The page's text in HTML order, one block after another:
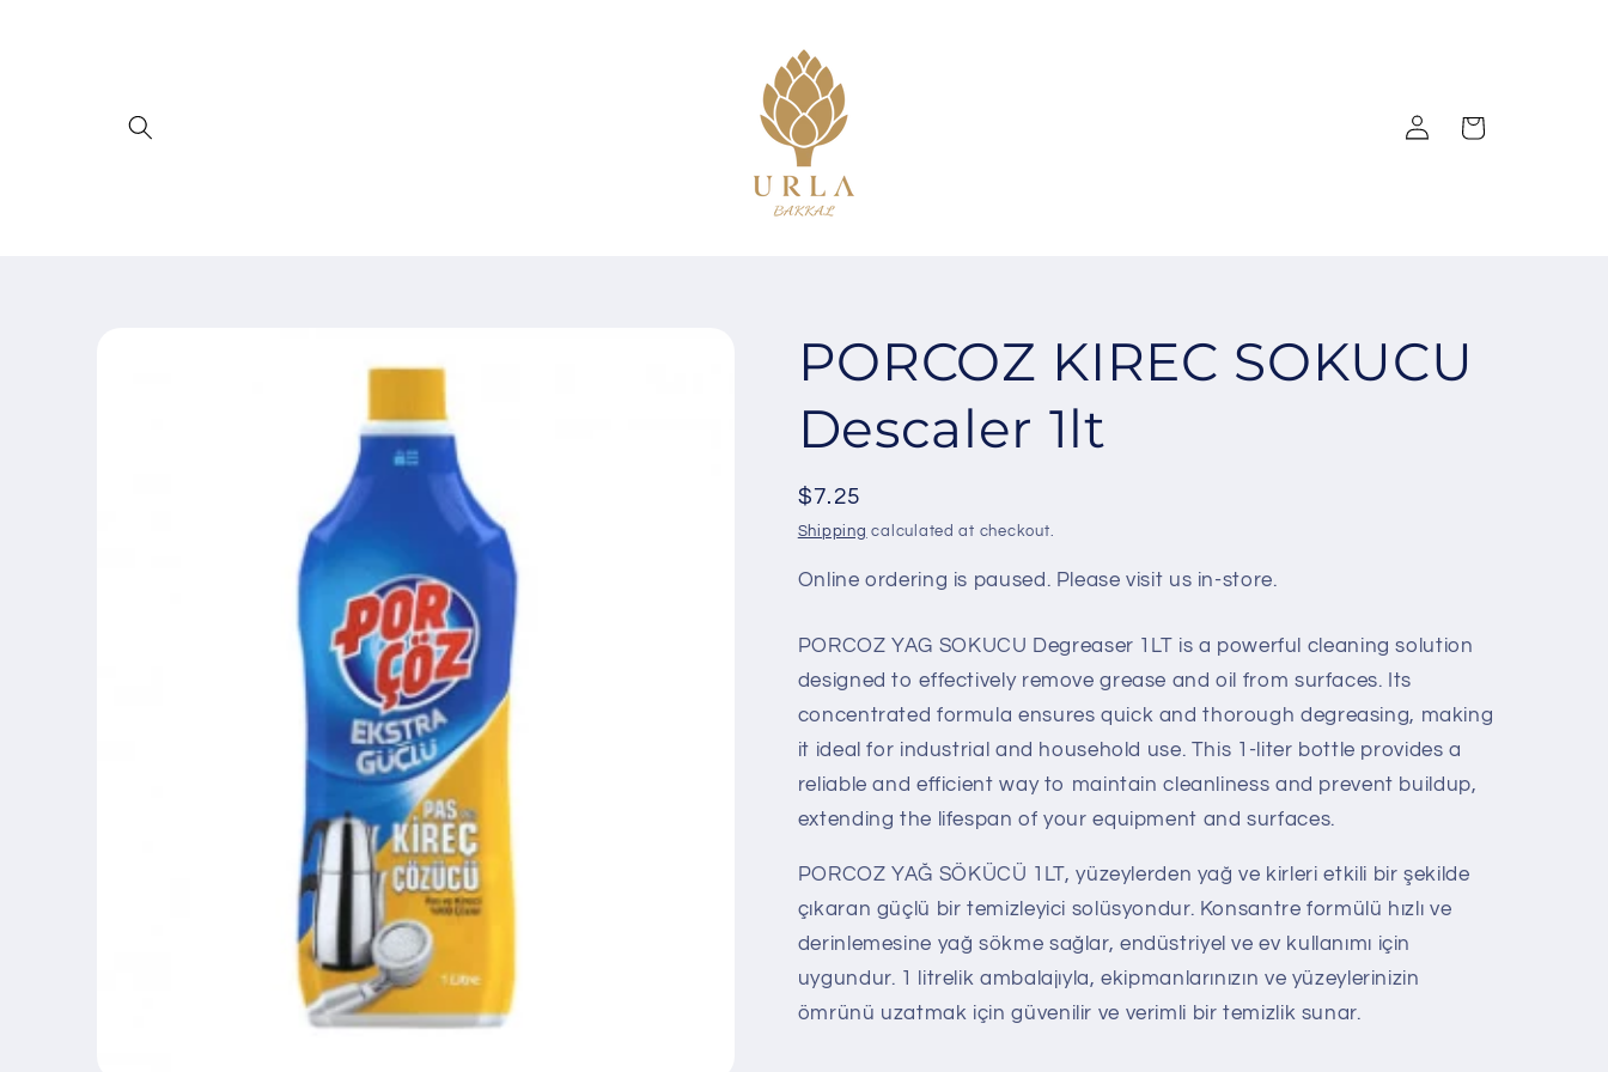
Log
in
Cart
PORCOZ KIREC SOKUCU
Descaler 1lt
Regular
price
$7.25
Shipping calculated at checkout.
Online ordering is paused. Please visit us in-store.
PORCOZ YAG SOKUCU Degreaser 1LT is a powerful cleaning solution
designed to effectively remove grease and oil from surfaces. Its
concentrated formula ensures quick and thorough degreasing, making
it ideal for industrial and household use. This 1-liter bottle provides a
reliable and efficient way to maintain cleanliness and prevent buildup,
extending the lifespan of your equipment and surfaces.
PORCOZ YAĞ SÖKÜCÜ 1LT, yüzeylerden yağ ve kirleri etkili bir şekilde
çıkaran güçlü bir temizleyici solüsyondur. Konsantre formülü hızlı ve
derinlemesine yağ sökme sağlar, endüstriyel ve ev kullanımı için
uygundur. 1 litrelik ambalajıyla, ekipmanlarınızın ve yüzeylerinizin
ömrünü uzatmak için güvenilir ve verimli bir temizlik sunar.